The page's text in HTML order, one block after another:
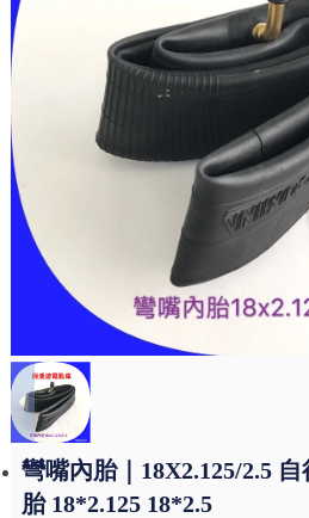
彎嘴內胎｜18X2.125/2.5
胎 18*2.125 18*2.5